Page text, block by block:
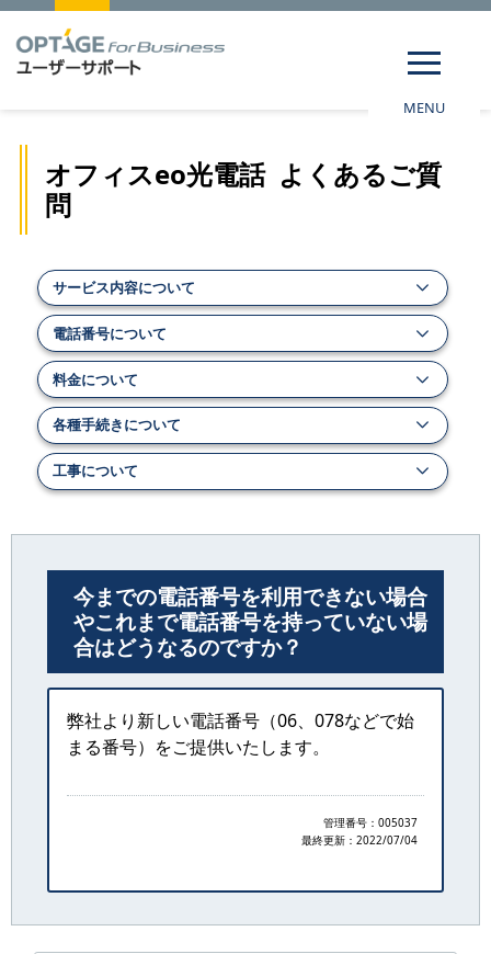
MENU
オフィスeo光電話 よくあるご質
問
サービス内容について
電話番号について
料金について
各種手続きについて
工事について
今までの電話番号を利用できない場合
やこれまで電話番号を持っていない場
合はどうなるのですか？
弊社より新しい電話番号（06、078などで始
まる番号）をご提供いたします。
管理番号：005037
最終更新：2022/07/04